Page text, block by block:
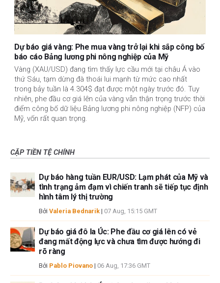
Dự báo giá vàng: Phe mua vàng trở lại khi sắp công bố
báo cáo Bảng lương phi nông nghiệp của Mỹ
Vàng (XAU/USD) đang tìm thấy lực cầu mới tại châu Á vào
thứ Sáu, tạm dừng đà thoái lui mạnh từ mức cao nhất
trong bảy tuần là 4.304$ đạt được một ngày trước đó. Tuy
nhiên, phe đầu cơ giá lên của vàng vẫn thận trọng trước thời
điểm công bố dữ liệu Bảng lương phi nông nghiệp (NFP) của
Mỹ, vốn rất quan trọng.
CẶP TIỀN TỆ CHÍNH
Dự báo hàng tuần EUR/USD: Lạm phát của Mỹ và
tình trạng ảm đạm vì chiến tranh sẽ tiếp tục định
hình tâm lý thị trường
Bởi Valeria Bednarik | 07 Aug, 15:15 GMT
Dự báo giá đô la Úc: Phe đầu cơ giá lên có vẻ
đang mất động lực và chưa tìm được hướng đi
rõ ràng
Bởi Pablo Piovano | 06 Aug, 17:36 GMT